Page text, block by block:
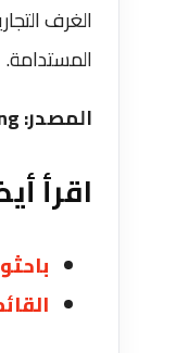
الغرف
المستدامة.
المصدر: strong>
اقرأ